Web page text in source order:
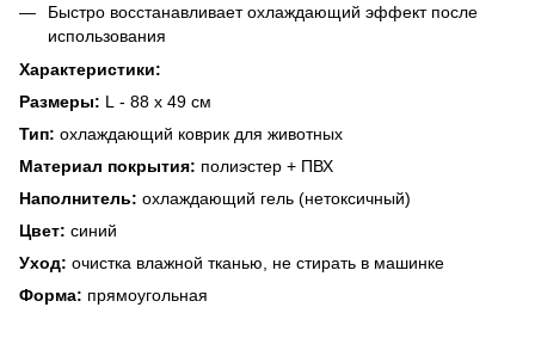
Быстро восстанавливает охлаждающий эффект после
использования
Характеристики:
Размеры: L - 88 х 49 см
Тип: охлаждающий коврик для животных
Материал покрытия: полиэстер + ПВХ
Наполнитель: охлаждающий гель (нетоксичный)
Цвет: синий
Уход: очистка влажной тканью, не стирать в машинке
Форма: прямоугольная